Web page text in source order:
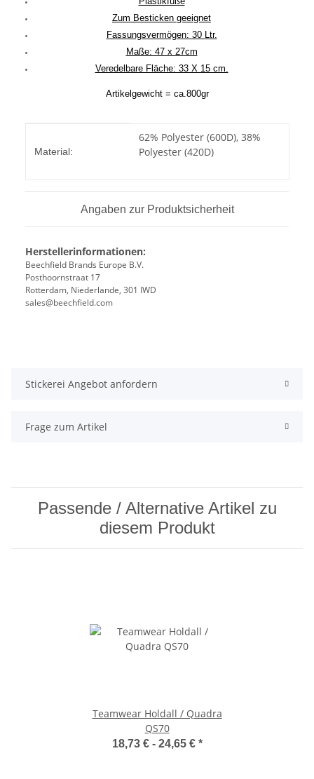
Zum Besticken geeignet
Fassungsvermögen: 30 Ltr.
Maße: 47 x 27cm
Veredelbare Fläche: 33 X 15 cm.
Artikelgewicht = ca.800gr
Material:
62% Polyester (600D), 38%
Polyester (420D)
Angaben zur Produktsicherheit
Herstellerinformationen:
Beechfield Brands Europe B.V.
Posthoornstraat 17
Rotterdam, Niederlande, 301 IWD
sales@beechfield.com
Stickerei Angebot anfordern
Frage zum Artikel
Passende / Alternative Artikel zu
diesem Produkt
Teamwear Holdall / Quadra
QS70
18,73 € - 24,65 € *